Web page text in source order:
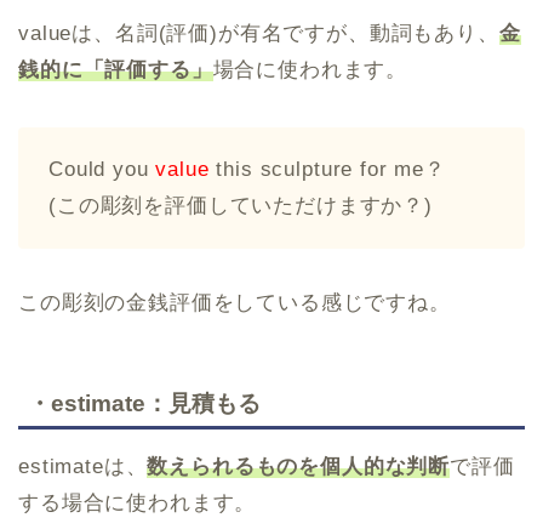
valueは、名詞(評価)が有名ですが、動詞もあり、 金
銭的に「評価する」場合に使われます。
Could youvalue this sculpture for me？
(この彫刻を評価していただけますか？)
この彫刻の金銭評価をしている感じですね。
・estimate：見積もる
estimateは、数えられるものを個人的な判断で評価
する場合に使われます。